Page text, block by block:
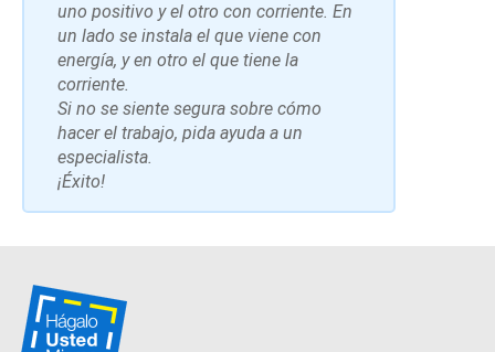
uno positivo y el otro con corriente. En
un lado se instala el que viene con
energía, y en otro el que tiene la
corriente.
Si no se siente segura sobre cómo
hacer el trabajo, pida ayuda a un
especialista.
¡Éxito!